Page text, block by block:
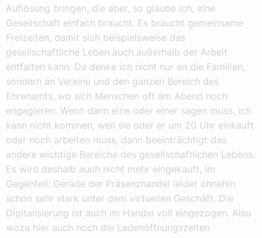
Auflösung bringen, die aber, so glaube ich, eine
Gesellschaft einfach braucht. Es braucht gemeinsame
Freizeiten, damit sich beispielsweise das
gesellschaftliche Leben auch außerhalb der Arbeit
entfalten kann. Da denke ich nicht nur an die Familien,
sondern an Vereine und den ganzen Bereich des
Ehrenamts, wo sich Menschen oft am Abend noch
engagieren. Wenn dann eine oder einer sagen muss, ich
kann nicht kommen, weil sie oder er um 20 Uhr einkauft
oder noch arbeiten muss, dann beeinträchtigt das
andere wichtige Bereiche des gesellschaftlichen Lebens.
Es wird deshalb auch nicht mehr eingekauft, im
Gegenteil: Gerade der Präsenzhandel leidet ohnehin
schon sehr stark unter dem virtuellen Geschäft. Die
Digitalisierung ist auch im Handel voll eingezogen. Also
wozu hier auch noch die Ladenöffnungszeiten